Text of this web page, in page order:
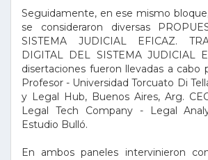
Seguidamente, en ese mismo
se consideraron diversas
SISTEMA JUDICIAL EFICAZ.
DIGITAL DEL SISTEMA JUDICIAL
disertaciones fueron llevadas a cabo
Profesor - Universidad Torcuato Di
y Legal Hub, Buenos Aires, Arg.
Legal Tech Company - Legal
Estudio Bulló.
En ambos paneles intervinieron